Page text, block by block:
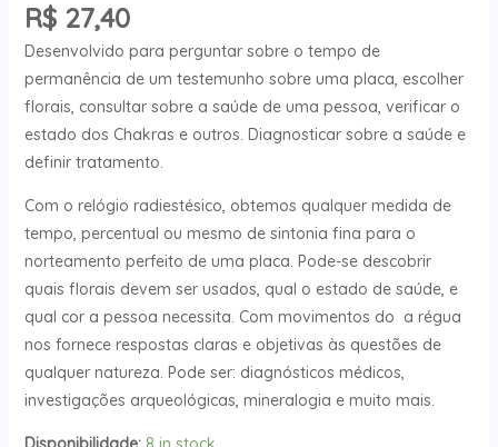
R$27,40
Desenvolvido para perguntar sobre o tempo de
permanência de um testemunho sobre uma placa, escolher
florais, consultar sobre a saúde de uma pessoa, verificar o
estado dos Chakras e outros. Diagnosticar sobre a saúde e
definir tratamento.
Com o relógio radiestésico, obtemos qualquer medida de
tempo, percentual ou mesmo de sintonia fina para o
norteamento perfeito de uma placa. Pode-se descobrir
quais florais devem ser usados, qual o estado de saúde, e
qual cor a pessoa necessita. Com movimentos do a régua
nos fornece respostas claras e objetivas às questões de
qualquer natureza. Pode ser: diagnósticos médicos,
investigações arqueológicas, mineralogia e muito mais.